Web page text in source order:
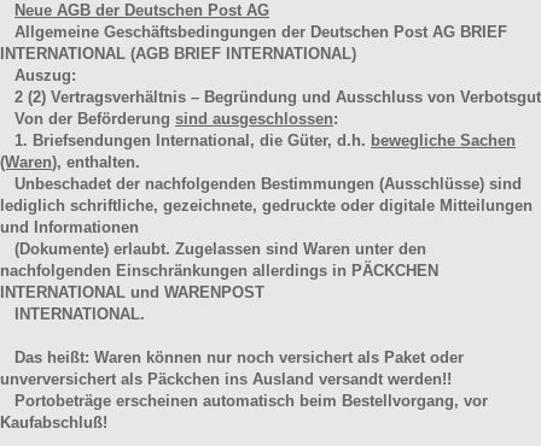
Neue AGB der Deutschen Post AG
Allgemeine Geschäftsbedingungen der Deutschen Post AG BRIEF
INTERNATIONAL (AGB BRIEF INTERNATIONAL)
Auszug:
2 (2) Vertragsverhältnis – Begründung und Ausschluss von Verbotsgut
Von der Beförderung sind ausgeschlossen:
1. Briefsendungen International, die Güter, d.h. bewegliche Sachen
(Waren), enthalten.
Unbeschadet der nachfolgenden Bestimmungen (Ausschlüsse) sind
lediglich schriftliche, gezeichnete, gedruckte oder digitale Mitteilungen
und Informationen
(Dokumente) erlaubt. Zugelassen sind Waren unter den
nachfolgenden Einschränkungen allerdings in PÄCKCHEN
INTERNATIONAL und WARENPOST
INTERNATIONAL.
Das heißt: Waren können nur noch versichert als Paket oder
unverversichert als Päckchen ins Ausland versandt werden!!
Portobeträge erscheinen automatisch beim Bestellvorgang, vor
Kaufabschluß!